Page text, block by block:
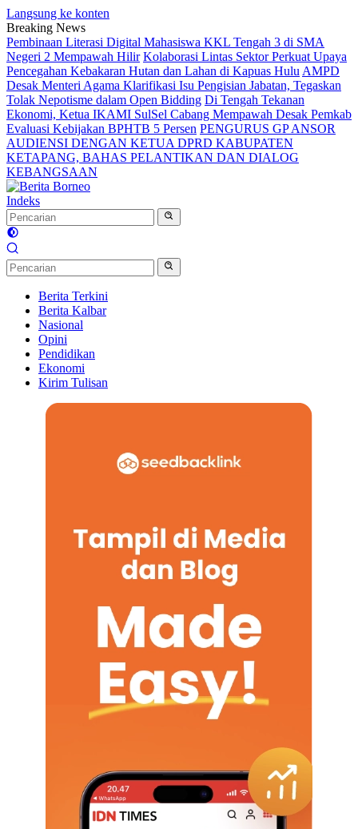
Langsung ke konten
Breaking News
Pembinaan Literasi Digital Mahasiswa KKL Tengah 3 di SMA
Negeri 2 Mempawah Hilir Kolaborasi Lintas Sektor Perkuat Upaya
Pencegahan Kebakaran Hutan dan Lahan di Kapuas Hulu AMPD
Desak Menteri Agama Klarifikasi Isu Pengisian Jabatan, Tegaskan
Tolak Nepotisme dalam Open Bidding Di Tengah Tekanan
Ekonomi, Ketua IKAMI SulSel Cabang Mempawah Desak Pemkab
Evaluasi Kebijakan BPHTB 5 Persen PENGURUS GP ANSOR
AUDIENSI DENGAN KETUA DPRD KABUPATEN
KETAPANG, BAHAS PELANTIKAN DAN DIALOG
KEBANGSAAN
Indeks
Berita Terkini
Berita Kalbar
Nasional
Opini
Pendidikan
Ekonomi
Kirim Tulisan